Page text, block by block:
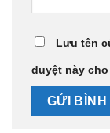
Lưu tên
duyệt này